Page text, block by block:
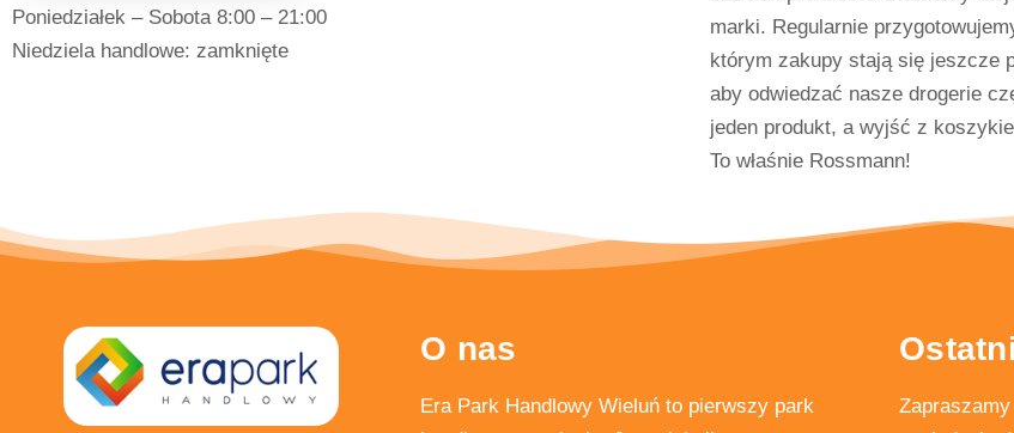
Poniedziałek – Sobota 8:00 – 21:00
Niedziela handlowe: zamknięte
marki. Regularnie
którym zakupy stają się jeszcze
aby odwiedzać nasze drogerie
jeden produkt, a wyjść z
To właśnie Rossmann!
O nas
Era Park Handlowy Wieluń to pierwszy park